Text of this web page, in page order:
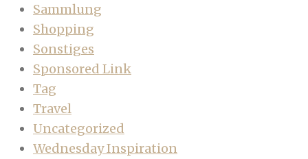
Sammlung
Shopping
Sonstiges
Sponsored Link
Tag
Travel
Uncategorized
Wednesday Inspiration